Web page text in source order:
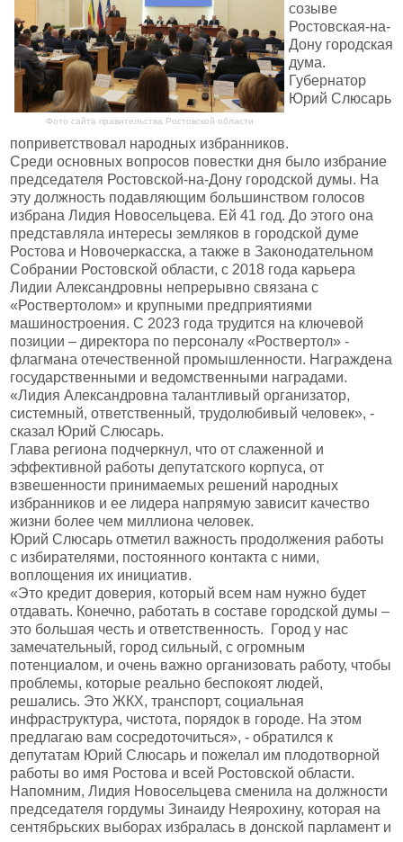
Фото сайта правительства Ростовской области
созыве
Ростовская-на-
Дону городская
дума.
Губернатор
Юрий Слюсарь
поприветствовал народных избранников.
Среди основных вопросов повестки дня было избрание
председателя Ростовской-на-Дону городской думы. На
эту должность подавляющим большинством голосов
избрана Лидия Новосельцева. Ей 41 год. До этого она
представляла интересы земляков в городской думе
Ростова и Новочеркасска, а также в Законодательном
Собрании Ростовской области, с 2018 года карьера
Лидии Александровны непрерывно связана с
«Роствертолом» и крупными предприятиями
машиностроения. С 2023 года трудится на ключевой
позиции – директора по персоналу «Роствертол» -
флагмана отечественной промышленности. Награждена
государственными и ведомственными наградами.
«Лидия Александровна талантливый организатор,
системный, ответственный, трудолюбивый человек», -
сказал Юрий Слюсарь.
Глава региона подчеркнул, что от слаженной и
эффективной работы депутатского корпуса, от
взвешенности принимаемых решений народных
избранников и ее лидера напрямую зависит качество
жизни более чем миллиона человек.
Юрий Слюсарь отметил важность продолжения работы
с избирателями, постоянного контакта с ними,
воплощения их инициатив.
«Это кредит доверия, который всем нам нужно будет
отдавать. Конечно, работать в составе городской думы –
это большая честь и ответственность. Город у нас
замечательный, город сильный, с огромным
потенциалом, и очень важно организовать работу, чтобы
проблемы, которые реально беспокоят людей,
решались. Это ЖКХ, транспорт, социальная
инфраструктура, чистота, порядок в городе. На этом
предлагаю вам сосредоточиться», - обратился к
депутатам Юрий Слюсарь и пожелал им плодотворной
работы во имя Ростова и всей Ростовской области.
Напомним, Лидия Новосельцева сменила на должности
председателя гордумы Зинаиду Неярохину, которая на
сентябрьских выборах избралась в донской парламент и